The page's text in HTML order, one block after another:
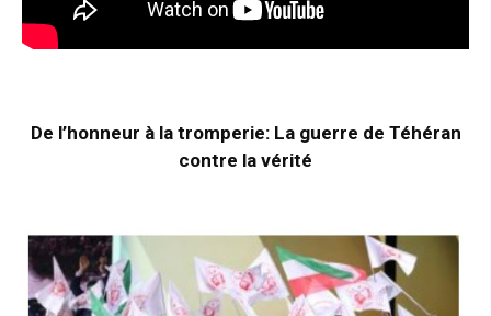
De l’honneur à la tromperie: La guerre de Téhéran
contre la vérité